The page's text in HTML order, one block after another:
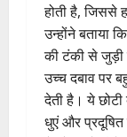
होती है, जिससे
उन्होंने बताया
की टंकी से जुड़ी
उच्च दबाव पर
देती है। ये
धुएं और